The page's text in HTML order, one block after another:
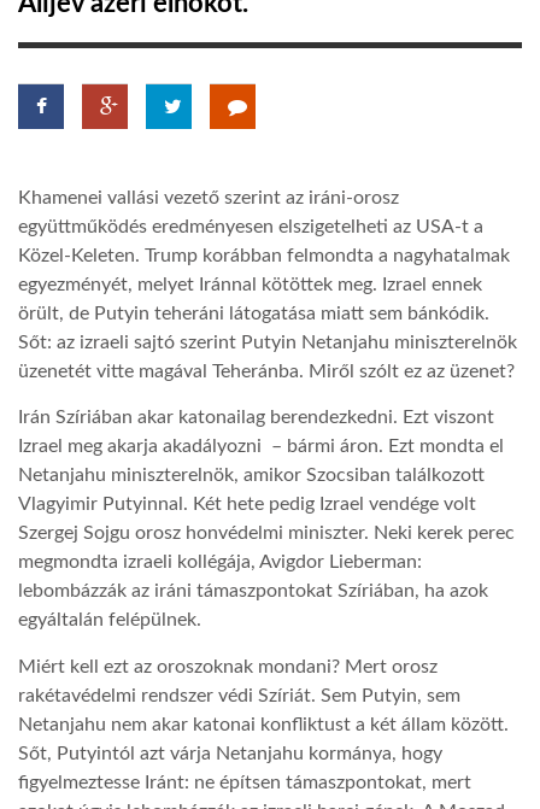
GLOBOTV BP
HÍR3D
GLOBOTV
AFRIKA TUDÁSTÁR
LINKTR.EE
GLOBOZSARU
LATIMO.HU
GLOBOBOOK
Khamenei vallási vezető szerint az iráni-orosz
együttműködés eredményesen elszigetelheti az USA-t a
Közel-Keleten. Trump korábban felmondta a nagyhatalmak
egyezményét, melyet Iránnal kötöttek meg. Izrael ennek
örült, de Putyin teheráni látogatása miatt sem bánkódik.
Sőt: az izraeli sajtó szerint Putyin Netanjahu miniszterelnök
üzenetét vitte magával Teheránba. Miről szólt ez az üzenet?
Irán Szíriában akar katonailag berendezkedni. Ezt viszont
Izrael meg akarja akadályozni – bármi áron. Ezt mondta el
Netanjahu miniszterelnök, amikor Szocsiban találkozott
Vlagyimir Putyinnal. Két hete pedig Izrael vendége volt
Szergej Sojgu orosz honvédelmi miniszter. Neki kerek perec
megmondta izraeli kollégája, Avigdor Lieberman:
lebombázzák az iráni támaszpontokat Szíriában, ha azok
egyáltalán felépülnek.
Miért kell ezt az oroszoknak mondani? Mert orosz
rakétavédelmi rendszer védi Szíriát. Sem Putyin, sem
Netanjahu nem akar katonai konfliktust a két állam között.
Sőt, Putyintól azt várja Netanjahu kormánya, hogy
figyelmeztesse Iránt: ne építsen támaszpontokat, mert